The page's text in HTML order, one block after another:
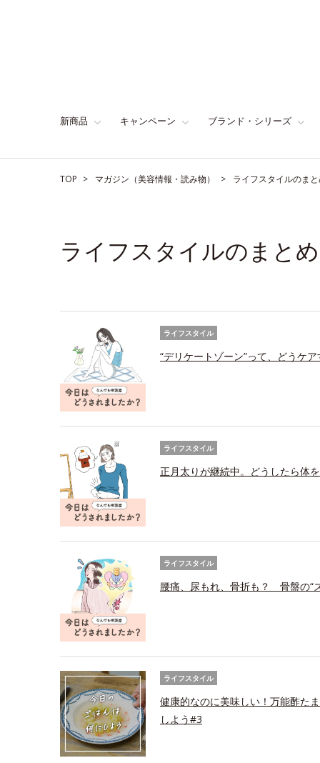
新商品 キャンペーン ブランド・シリーズ
TOP マガジン（美容情報・読み物） ライフスタイルのま
ライフスタイルのまとめ
ライフスタイル
“デリケートゾーン”って、どうケ
ライフスタイル
正月太りが継続中。どうしたら体
ライフスタイル
腰痛、尿もれ、骨折も？ 骨盤の“
ライフスタイル
健康的なのに美味しい！万能酢た
しよう#3